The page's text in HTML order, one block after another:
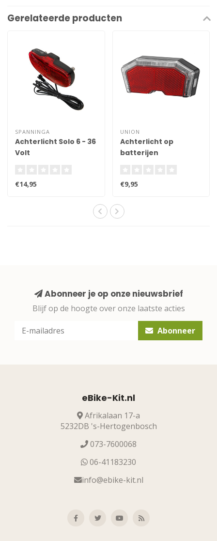
Gerelateerde producten
SPANNINGA
Achterlicht Solo 6 - 36
Volt
€14,95
UNION
Achterlicht op
batterijen
€9,95
Abonneer je op onze nieuwsbrief
Blijf op de hoogte over onze laatste acties
Abonneer
eBike-Kit.nl
Afrikalaan 17-a
5232DB 's-Hertogenbosch
073-7600068
06-41183230
info@ebike-kit.nl